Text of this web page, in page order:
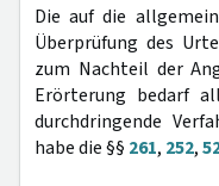
Die auf die
Überprüfung des
zum Nachteil der
Erörterung bedarf
durchdringende
habe die §§ 261, 252,